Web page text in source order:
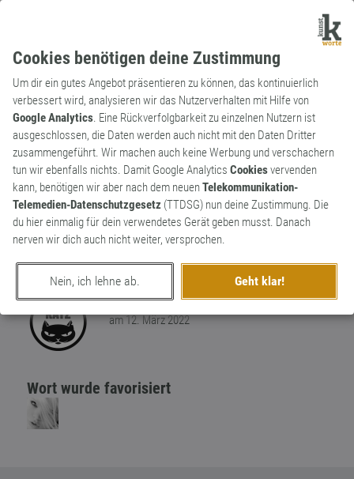
Cookies benötigen deine Zustimmung
Um dir ein gutes Angebot präsentieren zu können, das kontinuierlich
verbessert wird, analysieren wir das Nutzerverhalten mit Hilfe von
Google Analytics. Eine Rückverfolgbarkeit zu einzelnen Nutzern ist
ausgeschlossen, die Daten werden auch nicht mit den Daten Dritter
zusammengeführt. Wir machen auch keine Werbung und verschachern
tun wir ebenfalls nichts. Damit Google Analytics Cookiesvervenden
kann, benötigen wir aber nach dem neuenTelekommunikation-
Telemedien-Datenschutzgesetz (TTDSG) nun deine Zustimmung. Die
du hier einmalig für dein verwendetes Gerät geben musst. Danach
nerven wir dich auch nicht weiter, versprochen.
Nein, ich lehne ab. Geht klar!
Kunstwort
Substantiv
Girlsenbeere
Die Girlsenbeere ist eine Kreuzung aus
einer Brombeerart und der Loganbeere, die
ihrerseits wieder aus einer Brombeerart
erschaffen von
am 12. März 2022
Wort wurde favorisiert